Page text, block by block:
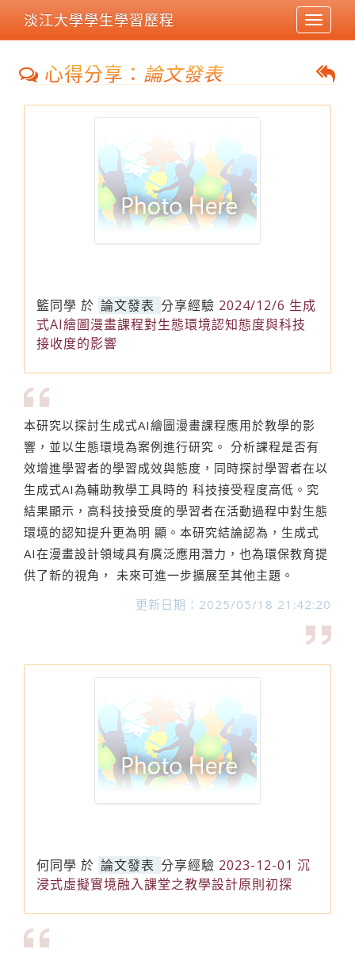
Toggle
淡江大學學生學習歷程
心得分享： 論文發表
籃同學 於 論文發表 分享經驗 2024/12/6 生成
式AI繪圖漫畫課程對生態環境認知態度與科技
接收度的影響
本研究以探討生成式AI繪圖漫畫課程應用於教學的影
響，並以生態環境為案例進行研究。 分析課程是否有
效增進學習者的學習成效與態度，同時探討學習者在以
生成式AI為輔助教學工具時的 科技接受程度高低。究
結果顯示，高科技接受度的學習者在活動過程中對生態
環境的認知提升更為明 顯。本研究結論認為，生成式
AI在漫畫設計領域具有廣泛應用潛力，也為環保教育提
供了新的視角， 未來可進一步擴展至其他主題。
更新日期：2025/05/18 21:42:20
何同學 於 論文發表 分享經驗 2023-12-01 沉
浸式虛擬實境融入課堂之教學設計原則初探